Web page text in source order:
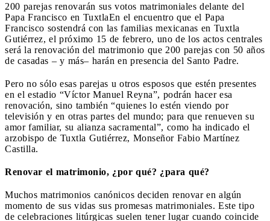
200 parejas renovarán sus votos matrimoniales delante del
Papa Francisco en TuxtlaEn el encuentro que el Papa
Francisco sostendrá con las familias mexicanas en Tuxtla
Gutiérrez, el próximo 15 de febrero, uno de los actos centrales
será la renovación del matrimonio que 200 parejas con 50 años
de casadas – y más– harán en presencia del Santo Padre.
Pero no sólo esas parejas u otros esposos que estén presentes
en el estadio “Víctor Manuel Reyna”, podrán hacer esa
renovación, sino también “quienes lo estén viendo por
televisión y en otras partes del mundo; para que renueven su
amor familiar, su alianza sacramental”, como ha indicado el
arzobispo de Tuxtla Gutiérrez, Monseñor Fabio Martínez
Castilla.
Renovar el matrimonio, ¿por qué? ¿para qué?
Muchos matrimonios canónicos deciden renovar en algún
momento de sus vidas sus promesas matrimoniales. Este tipo
de celebraciones litúrgicas suelen tener lugar cuando coincide